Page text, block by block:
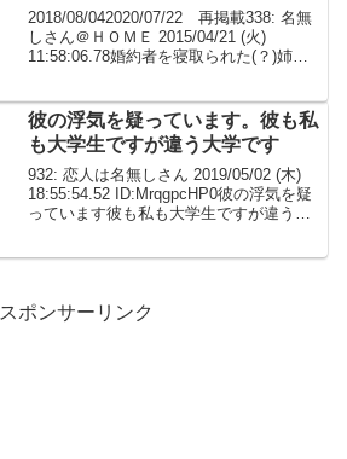
ほぼバラバラになった
2018/08/042020/07/22 再掲載338: 名無
しさん＠ＨＯＭＥ 2015/04/21 (火)
11:58:06.78婚約者を寝取られた(？)姉が
ラになっ...
彼の浮気を疑っています。彼も私
も大学生ですが違う大学です
932: 恋人は名無しさん 2019/05/02 (木)
18:55:54.52 ID:MrqgpcHP0彼の浮気を疑
っています彼も私も大学生ですが違う大
スポンサーリンク